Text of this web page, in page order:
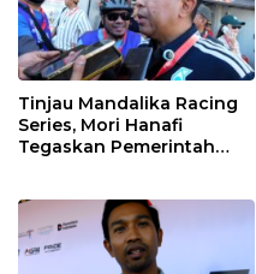
Tinjau Mandalika Racing
Series, Mori Hanafi
Tegaskan Pemerintah